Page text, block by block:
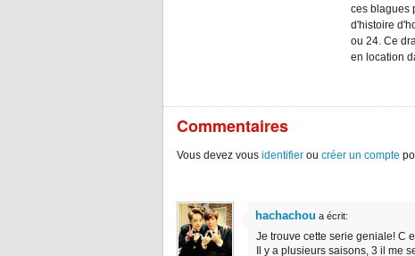
ces blagues
d'histoire
ou 24. Ce
en location
Commentaires
Vous devez vous identifier ou créer un compte
hachachou a écrit:
Je trouve cette serie geniale! C
Il y a plusieurs saisons, 3 il me